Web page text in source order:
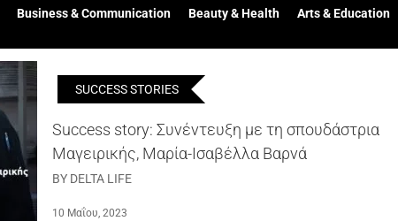
Business & Communication Beauty & Health Arts & Education
SUCCESS STORIES
Success story: Συνέντευξη με τη σπουδάστρια
Μαγειρικής, Μαρία-Ισαβέλλα Βαρνά
BY DELTA LIFE
10 Μαΐου, 2023